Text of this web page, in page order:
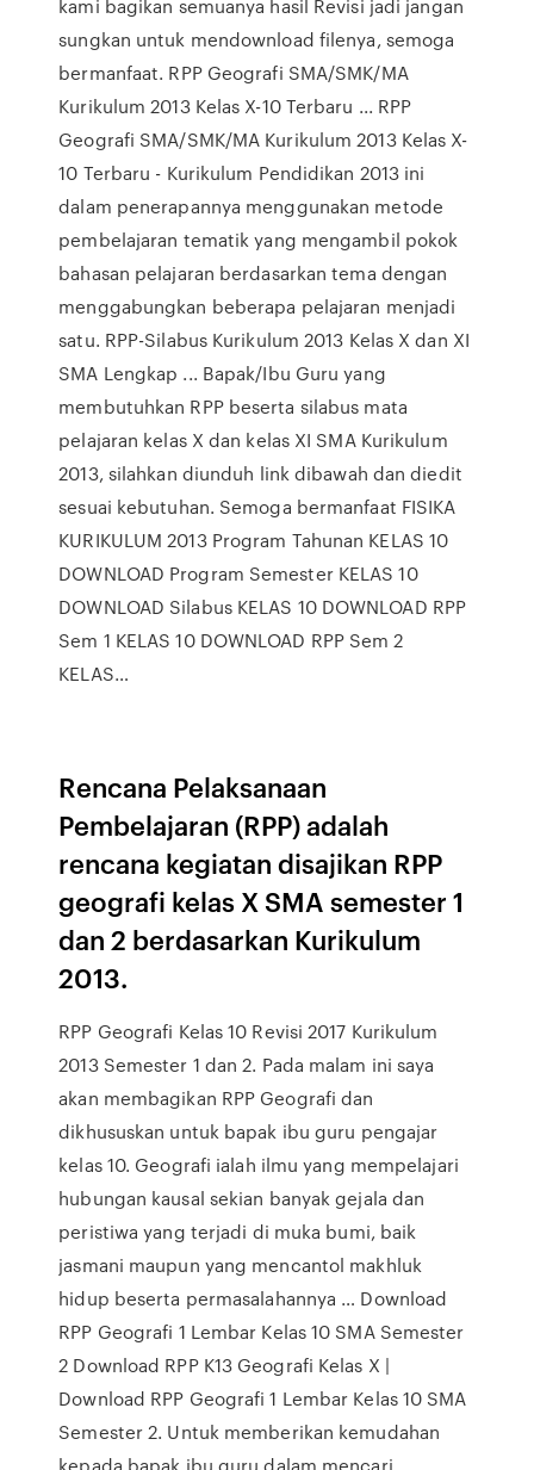
kami bagikan semuanya hasil Revisi jadi jangan
sungkan untuk mendownload filenya, semoga
bermanfaat. RPP Geografi SMA/SMK/MA
Kurikulum 2013 Kelas X-10 Terbaru ... RPP
Geografi SMA/SMK/MA Kurikulum 2013 Kelas X-
10 Terbaru - Kurikulum Pendidikan 2013 ini
dalam penerapannya menggunakan metode
pembelajaran tematik yang mengambil pokok
bahasan pelajaran berdasarkan tema dengan
menggabungkan beberapa pelajaran menjadi
satu. RPP-Silabus Kurikulum 2013 Kelas X dan XI
SMA Lengkap ... Bapak/Ibu Guru yang
membutuhkan RPP beserta silabus mata
pelajaran kelas X dan kelas XI SMA Kurikulum
2013, silahkan diunduh link dibawah dan diedit
sesuai kebutuhan. Semoga bermanfaat FISIKA
KURIKULUM 2013 Program Tahunan KELAS 10
DOWNLOAD Program Semester KELAS 10
DOWNLOAD Silabus KELAS 10 DOWNLOAD RPP
Sem 1 KELAS 10 DOWNLOAD RPP Sem 2
KELAS…
Rencana Pelaksanaan
Pembelajaran (RPP) adalah
rencana kegiatan disajikan RPP
geografi kelas X SMA semester 1
dan 2 berdasarkan Kurikulum
2013.
RPP Geografi Kelas 10 Revisi 2017 Kurikulum
2013 Semester 1 dan 2. Pada malam ini saya
akan membagikan RPP Geografi dan
dikhususkan untuk bapak ibu guru pengajar
kelas 10. Geografi ialah ilmu yang mempelajari
hubungan kausal sekian banyak gejala dan
peristiwa yang terjadi di muka bumi, baik
jasmani maupun yang mencantol makhluk
hidup beserta permasalahannya … Download
RPP Geografi 1 Lembar Kelas 10 SMA Semester
2 Download RPP K13 Geografi Kelas X |
Download RPP Geografi 1 Lembar Kelas 10 SMA
Semester 2. Untuk memberikan kemudahan
kepada bapak ibu guru dalam mencari